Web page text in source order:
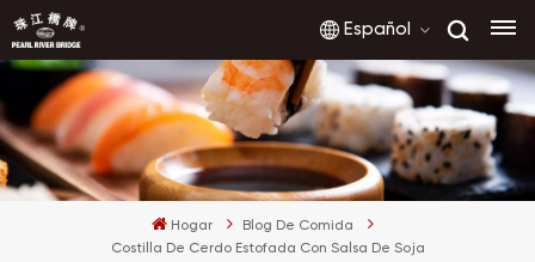
Español
English
français
Hogar
Blog De Comida
Costilla De Cerdo Estofada Con Salsa De Soja